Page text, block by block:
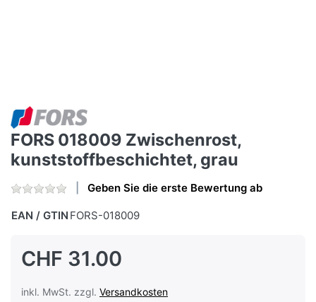
FORS 018009 Zwischenrost,
kunststoffbeschichtet, grau
Geben Sie die erste Bewertung ab
EAN / GTIN FORS-018009
CHF 31.00
inkl. MwSt. zzgl. Versandkosten